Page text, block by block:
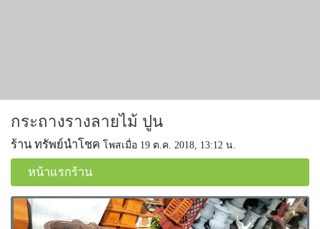
กระถางรางลายไม้ ปูน
ร้าน ทรัพย์นำโชค โพสเมื่อ 19 ต.ค. 2018, 13:12 น.
หน้าแรกร้าน